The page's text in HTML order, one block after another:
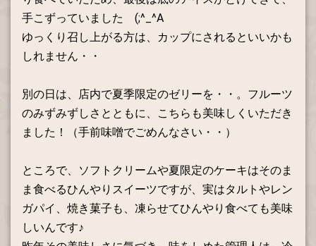
手こずっていました (;^_^A
ゆっくり召し上がる方は、カップにされるといいかも
しれません・・
別の日は、店内で夏季限定のゼリーを・・。フルーツ
のみずみずしさとともに、こちらも美味しくいただき
ました！（手前味噌でごめんなさい・・）
ところで、ソフトクリームや夏限定のケーキはそのま
ま食べるひんやりスイーツですが、実はタルトやレン
ガパイ、焼き菓子も、凍らせてひんやり食べても美味
しいんです♪